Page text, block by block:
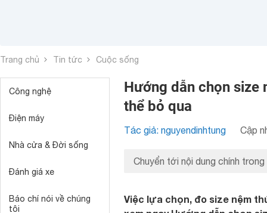
Trang chủ Tin tức Cuộc sống
Công nghệ
Điện máy
Nhà cửa & Đời sống
Đánh giá xe
Báo chí nói về chúng
tôi
Hướng dẫn chọn size
thể bỏ qua
Tác giả: nguyendinhtung Cập
Chuyển tới nội dung chính trong
Việc lựa chọn, đo size nệm